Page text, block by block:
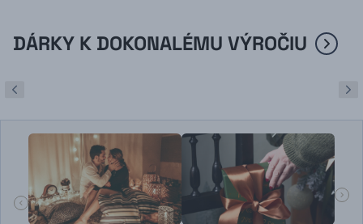
DÁRKY K DOKONALÉMU VÝROČIU